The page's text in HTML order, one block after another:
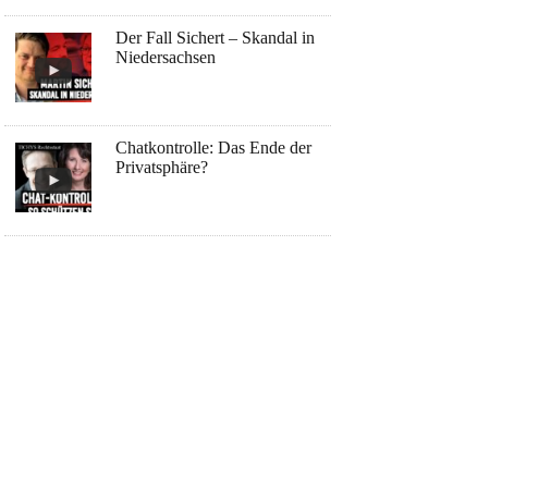
Der Fall Sichert – Skandal in
Niedersachsen
Chatkontrolle: Das Ende der
Privatsphäre?